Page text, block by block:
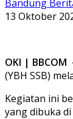
Bandung
13 Oktober
OKI | BBCOM
(YBH SSB)
Kegiatan ini
yang dibuka